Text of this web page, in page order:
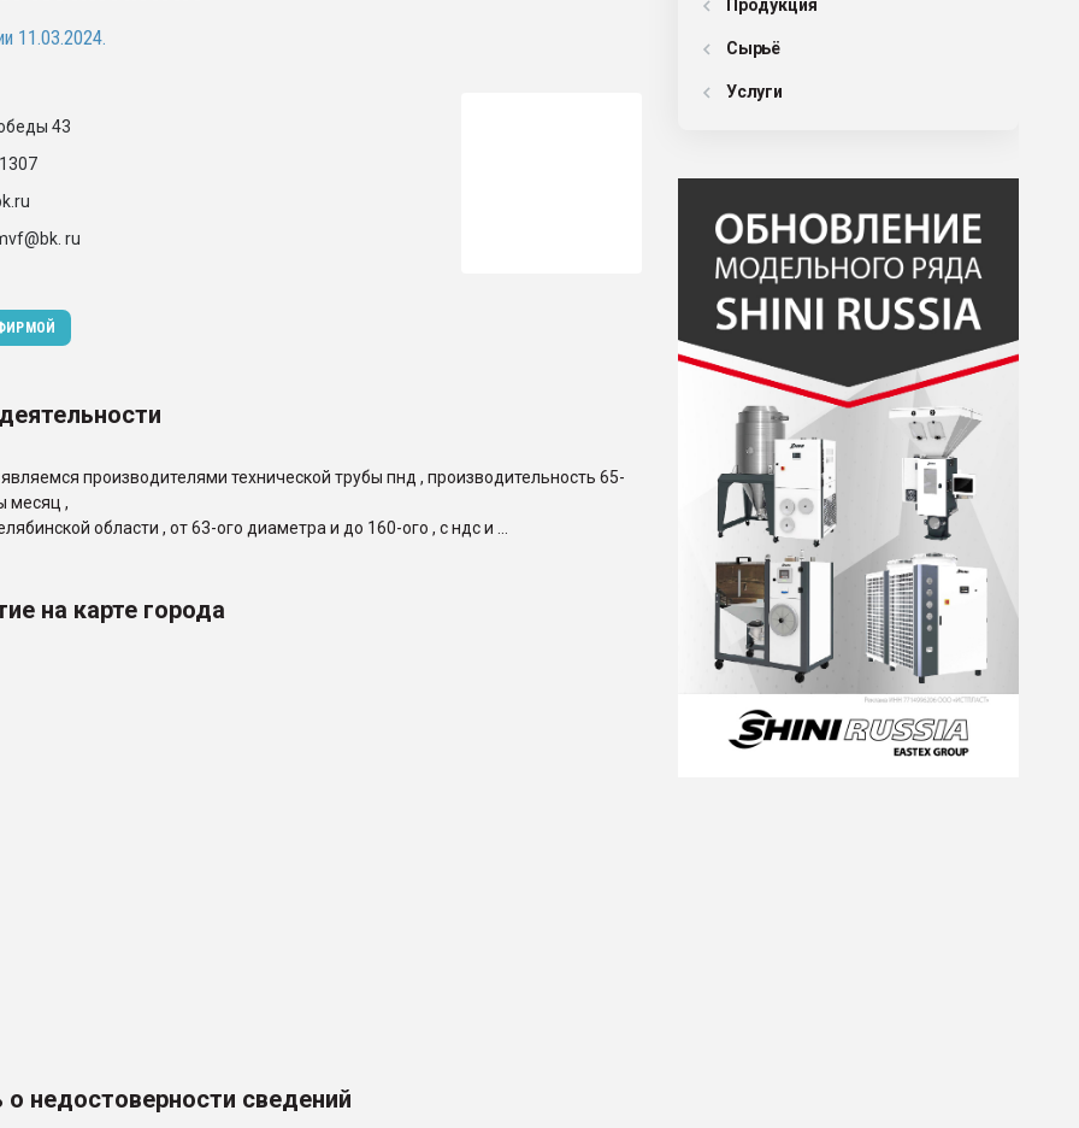
11.03.2024.
43
ru
производителями технической трубы пнд , производительность 65-
месяц ,
области , от 63-ого диаметра и до 160-ого , с ндс и ...
на карте города
недостоверности сведений
Продукция
Сырьё
Услуги